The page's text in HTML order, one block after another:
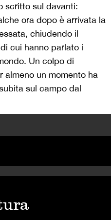
scritto sul davanti:
ora dopo è arrivata la
chiudendo il
cui hanno parlato i
Un colpo di
almeno un momento ha
sul campo dal